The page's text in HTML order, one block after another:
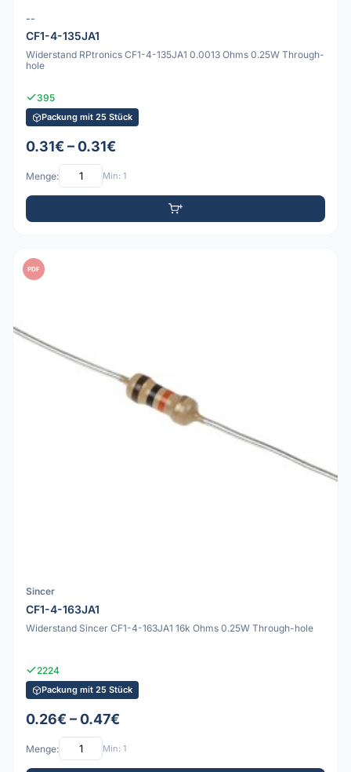
--
CF1-4-135JA1
Widerstand RPtronics CF1-4-135JA1 0.0013 Ohms 0.25W Through-
hole
395
Packung mit 25 Stück
0.31€ – 0.31€
Menge: Min: 1
PDF
Sincer
CF1-4-163JA1
Widerstand Sincer CF1-4-163JA1 16k Ohms 0.25W Through-hole
2224
Packung mit 25 Stück
0.26€ – 0.47€
Menge: Min: 1